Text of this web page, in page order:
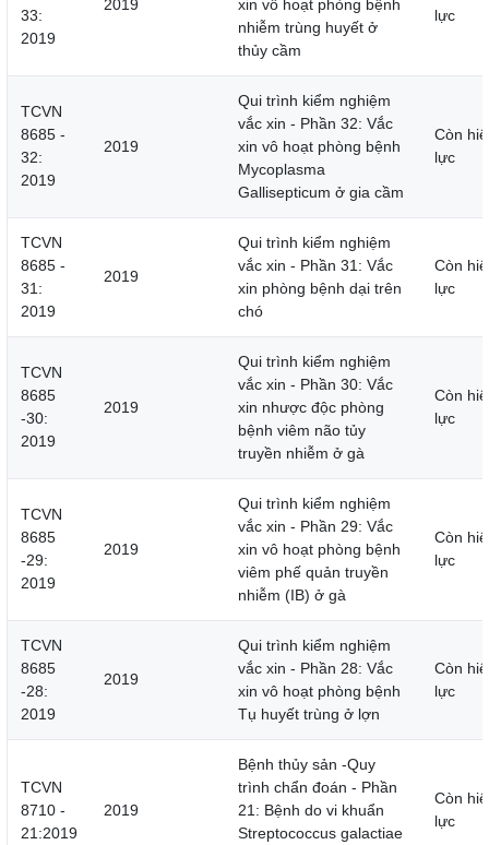
33:
2019
2019
xin vô hoạt phòng bệnh
nhiễm trùng huyết ở
thủy cầm
lực
TCVN
8685 -
32:
2019
2019
Qui trình kiểm nghiệm
vắc xin - Phần 32: Vắc
xin vô hoạt phòng bệnh
Mycoplasma
Gallisepticum ở gia cầm
Còn
lực
TCVN
8685 -
31:
2019
2019
Qui trình kiểm nghiệm
vắc xin - Phần 31: Vắc
xin phòng bệnh dại trên
chó
Còn
lực
TCVN
8685
-30:
2019
2019
Qui trình kiểm nghiệm
vắc xin - Phần 30: Vắc
xin nhược độc phòng
bệnh viêm não tủy
truyền nhiễm ở gà
Còn
lực
TCVN
8685
-29:
2019
2019
Qui trình kiểm nghiệm
vắc xin - Phần 29: Vắc
xin vô hoạt phòng bệnh
viêm phế quản truyền
nhiễm (IB) ở gà
Còn
lực
TCVN
8685
-28:
2019
2019
Qui trình kiểm nghiệm
vắc xin - Phần 28: Vắc
xin vô hoạt phòng bệnh
Tụ huyết trùng ở lợn
Còn
lực
TCVN
8710 -
21:2019
2019
Bệnh thủy sản -Quy
trình chẩn đoán - Phần
21: Bệnh do vi khuẩn
Streptococcus galactiae
Còn
lực